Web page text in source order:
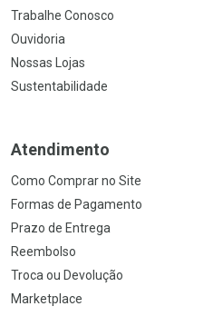
Trabalhe Conosco
Ouvidoria
Nossas Lojas
Sustentabilidade
Atendimento
Como Comprar no Site
Formas de Pagamento
Prazo de Entrega
Reembolso
Troca ou Devolução
Marketplace